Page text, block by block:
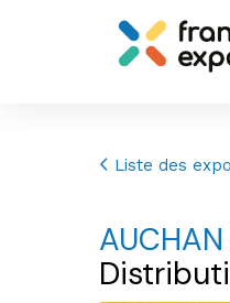
Liste des
AUCHAN